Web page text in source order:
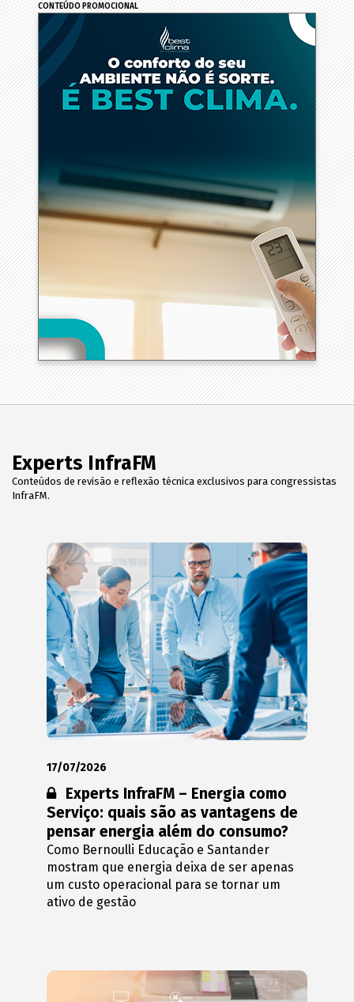
CONTEÚDO PROMOCIONAL
Experts InfraFM
Conteúdos de revisão e reflexão técnica exclusivos para congressistas
InfraFM.
17/07/2026
Conteúdo restrito:
Experts InfraFM – Energia como
Serviço: quais são as vantagens de
pensar energia além do consumo?
Como Bernoulli Educação e Santander
mostram que energia deixa de ser apenas
um custo operacional para se tornar um
ativo de gestão